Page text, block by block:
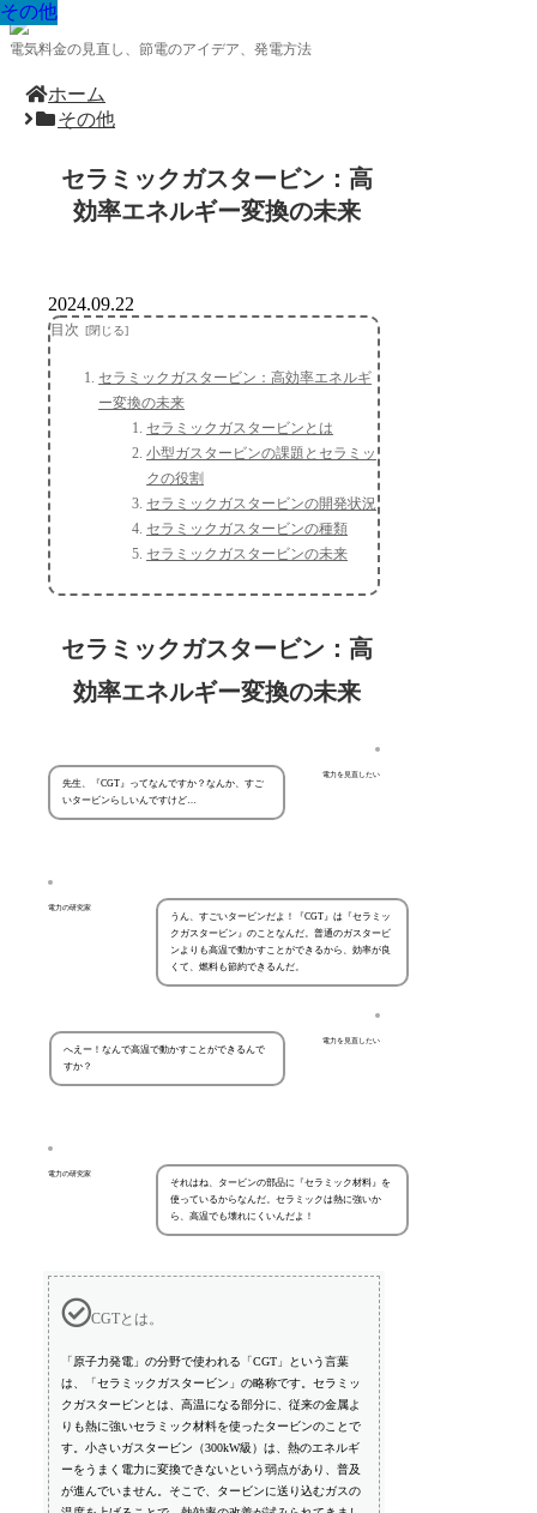
電気料金の見直し、節電のアイデア、発電方法
ホーム
その他
セラミックガスタービン：高
効率エネルギー変換の未来
その他
2024.09.22
目次
セラミックガスタービン：高効率エネルギ
ー変換の未来
セラミックガスタービンとは
小型ガスタービンの課題とセラミッ
クの役割
セラミックガスタービンの開発状況
セラミックガスタービンの種類
セラミックガスタービンの未来
セラミックガスタービン：高
効率エネルギー変換の未来
電力を見直したい
先生、『CGT』ってなんですか？なんか、すご
いタービンらしいんですけど…
電力の研究家
うん、すごいタービンだよ！『CGT』は『セラミッ
クガスタービン』のことなんだ。普通のガスタービ
ンよりも高温で動かすことができるから、効率が良
くて、燃料も節約できるんだ。
電力を見直したい
へえー！なんで高温で動かすことができるんで
すか？
電力の研究家
それはね、タービンの部品に『セラミック材料』を
使っているからなんだ。セラミックは熱に強いか
ら、高温でも壊れにくいんだよ！
CGTとは。
「原子力発電」の分野で使われる「CGT」という言葉
は、「セラミックガスタービン」の略称です。セラミッ
クガスタービンとは、高温になる部分に、従来の金属よ
りも熱に強いセラミック材料を使ったタービンのことで
す。小さいガスタービン（300kW級）は、熱のエネルギ
ーをうまく電力に変換できないという弱点があり、普及
が進んでいません。そこで、タービンに送り込むガスの
その他
その他
その他
その他
その他
その他
その他
その他